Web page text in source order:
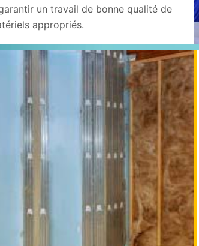
un travail de bonne qualité de
appropriés.